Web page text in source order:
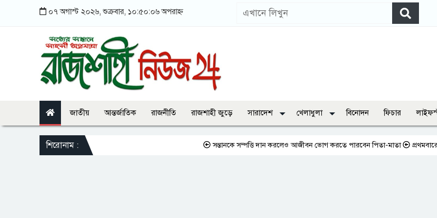
০৭ অগাস্ট ২০২৬, শুক্রবার, ১০:৫০:০৬ অপরাহ্ন
জাতীয় আন্তর্জাতিক রাজনীতি রাজশাহী জুড়ে সারাদেশ খেলাধুলা বিনোদন ফিচার
শিরোনাম : সন্তানকে সম্পত্তি দান করলেও আজীবন ভোগ করতে পারবেন পিতা-মাতা প্রথমবারের মতো